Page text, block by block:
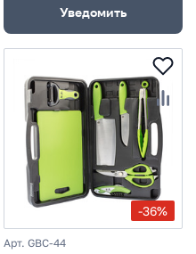
Уведомить
-36%
Арт. GBC-44